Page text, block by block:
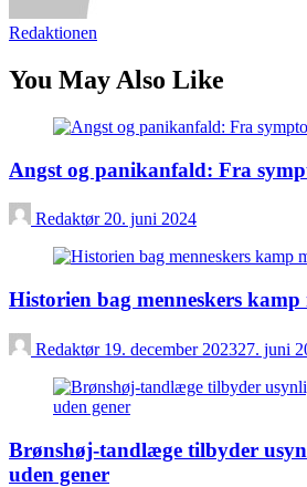
Redaktionen
You May Also Like
Angst og panikanfald: Fra
Redaktør 20. juni 2024
Historien bag menneskers
Redaktør 19. december 202327. juni
Brønshøj-tandlæge tilbyder
uden gener